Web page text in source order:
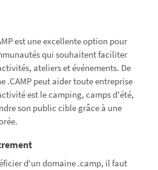
est une excellente option pour
qui souhaitent faciliter
ateliers et événements. De
.CAMP peut aider toute entreprise
est le camping, camps d'été,
son public cible grâce à une
d'un domaine .camp, il faut